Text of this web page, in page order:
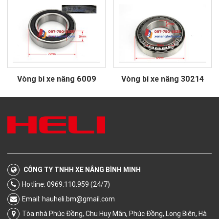
Vòng bi xe nâng 6009 Vòng bi xe nâng 30214
CÔNG TY TNHH XE NÂNG BÌNH MINH
Hotline: 0969.110.959 (24/7)
Email: hauheli.bm@gmail.com
Tòa nhà Phúc Đồng, Chu Huy Mân, Phúc Đồng, Long Biên, Hà